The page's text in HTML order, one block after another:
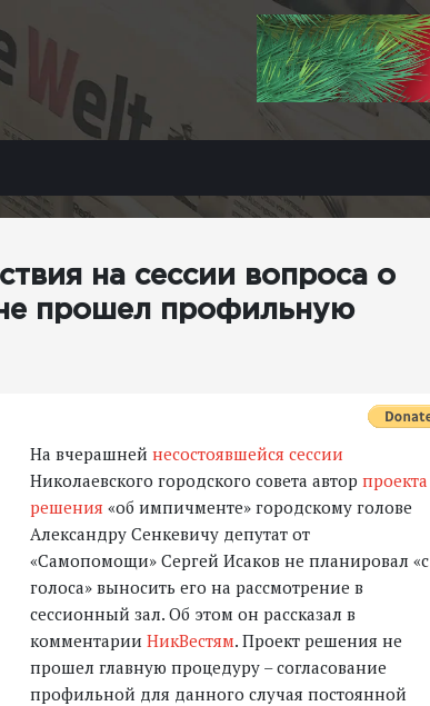
на сессии вопроса о
прошел профильную
На вчерашней несостоявшейся сессии
Николаевского городского совета автор проекта
решения «об импичменте» городскому голове
Александру Сенкевичу депутат от
«Самопомощи» Сергей Исаков не планировал «с
голоса» выносить его на рассмотрение в
сессионный зал. Об этом он рассказал в
комментарии НикВестям. Проект решения не
прошел главную процедуру – согласование
профильной для данного случая постоянной